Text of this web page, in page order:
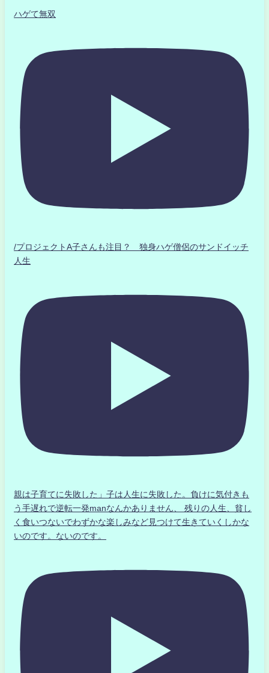
ハゲて無双
/プロジェクトA子さんも注目？ 独身ハゲ僧侶のサンドイッチ
人生
親は子育てに失敗した」子は人生に失敗した。負けに気付きも
う手遅れで逆転一発manなんかありません、 残りの人生、貧し
く食いつないでわずかな楽しみなど見つけて生きていくしかな
いのです。ないのです。